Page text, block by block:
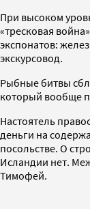
При высоком
«тресковая
экспонатов:
экскурсовод.
Рыбные битвы
который вообще
Настоятель
деньги на
посольстве. О
Исландии нет.
Тимофей.